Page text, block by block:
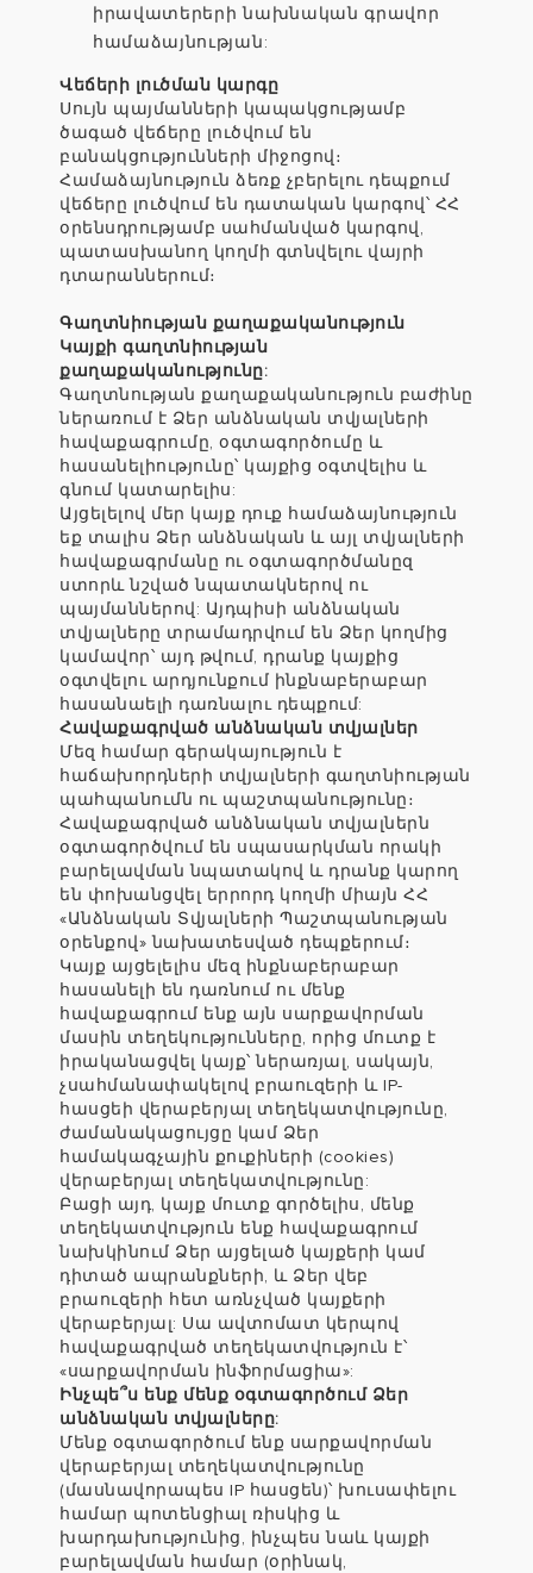
իրավատերերի նախնական գրավոր
համաձայնության:
Վեճերի լուծման կարգը
Սույն պայմանների կապակցությամբ
ծագած վեճերը լուծվում են
բանակցությունների միջոցով։
Համաձայնություն ձեռք չբերելու դեպքում
վեճերը լուծվում են դատական կարգով՝ ՀՀ
օրենսդրությամբ սահմանված կարգով,
պատասխանող կողմի գտնվելու վայրի
դտարաններում։
Գաղտնիության քաղաքականություն
Կայքի գաղտնիության
քաղաքականությունը:
Գաղտնության քաղաքականություն բաժինը
ներառում է Ձեր անձնական տվյալների
հավաքագրումը, օգտագործումը և
հասանելիությունը՝ կայքից օգտվելիս և
գնում կատարելիս:
Այցելելով մեր կայք դուք համաձայնություն
եք տալիս Ձեր անձնական և այլ տվյալների
հավաքագրմանը ու օգտագործմանըզ
ստորև նշված նպատակներով ու
պայմաններով: Այդպիսի անձնական
տվյալները տրամադրվում են Ձեր կողմից
կամավոր՝ այդ թվում, դրանք կայքից
օգտվելու արդյունքում ինքնաբերաբար
հասանաելի դառնալու դեպքում:
Հավաքագրված անձնական տվյալներ
Մեզ համար գերակայություն է
հաճախորդների տվյալների գաղտնիության
պահպանումն ու պաշտպանությունը։
Հավաքագրված անձնական տվյալներն
օգտագործվում են սպասարկման որակի
բարելավման նպատակով և դրանք կարող
են փոխանցվել երրորդ կողմի միայն ՀՀ
«Անձնական Տվյալների Պաշտպանության
օրենքով» նախատեսված դեպքերում։
Կայք այցելելիս մեզ ինքնաբերաբար
հասանելի են դառնում ու մենք
հավաքագրում ենք այն սարքավորման
մասին տեղեկությունները, որից մուտք է
իրականացվել կայք՝ ներառյալ, սակայն,
չսահմանափակելով բրաուզերի և IP-
հասցեի վերաբերյալ տեղեկատվությունը,
ժամանակացույցը կամ Ձեր
համակագչային քուքիների (cookies)
վերաբերյալ տեղեկատվությունը:
Բացի այդ, կայք մուտք գործելիս, մենք
տեղեկատվություն ենք հավաքագրում
նախկինում Ձեր այցելած կայքերի կամ
դիտած ապրանքների, և Ձեր վեբ
բրաուզերի հետ առնչված կայքերի
վերաբերյալ: Սա ավտոմատ կերպով
հավաքագրված տեղեկատվություն է՝
«սարքավորման ինֆորմացիա»:
Ինչպե՞ս ենք մենք օգտագործում Ձեր
անձնական տվյալները:
Մենք օգտագործում ենք սարքավորման
վերաբերյալ տեղեկատվությունը
(մասնավորապես IP հասցեն)՝ խուսափելու
համար պոտենցիալ ռիսկից և
խարդախությունից, ինչպես նաև կայքի
բարելավման համար (օրինակ,